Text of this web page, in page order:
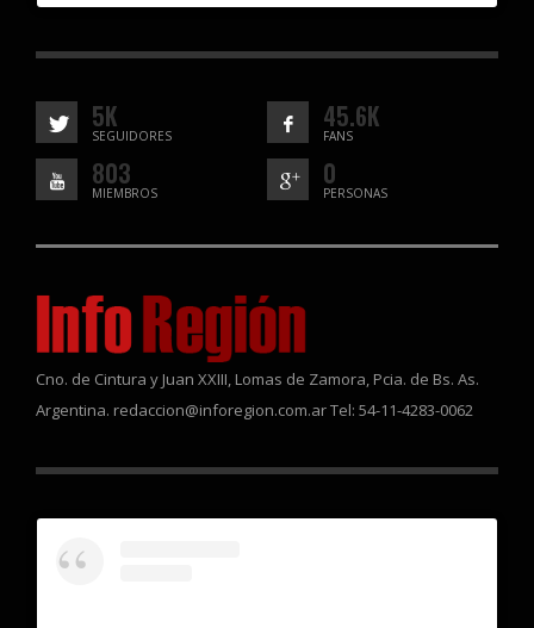
5K
SEGUIDORES
45.6K
FANS
803
MIEMBROS
0
PERSONAS
Cno. de Cintura y Juan XXIII, Lomas de Zamora, Pcia. de Bs. As.
Argentina. redaccion@inforegion.com.ar Tel: 54-11-4283-0062